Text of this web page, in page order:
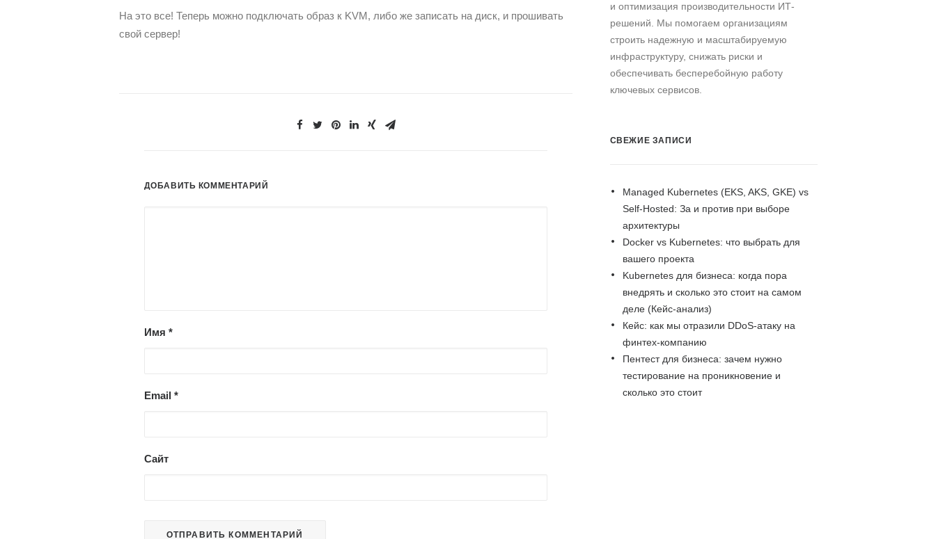
На это все! Теперь можно подключать образ к KVM, либо же записать на диск, и прошивать
свой сервер!
ДОБАВИТЬ КОММЕНТАРИЙ
Имя *
Email *
Сайт
и оптимизация производительности ИТ-
решений. Мы помогаем организациям
строить надежную и масштабируемую
инфраструктуру, снижать риски и
обеспечивать бесперебойную работу
ключевых сервисов.
СВЕЖИЕ ЗАПИСИ
Managed Kubernetes (EKS, AKS, GKE) vs
Self-Hosted: За и против при выборе
архитектуры
Docker vs Kubernetes: что выбрать для
вашего проекта
Kubernetes для бизнеса: когда пора
внедрять и сколько это стоит на самом
деле (Кейс-анализ)
Кейс: как мы отразили DDoS-атаку на
финтех-компанию
Пентест для бизнеса: зачем нужно
тестирование на проникновение и
сколько это стоит